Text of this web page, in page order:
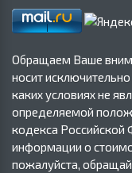
Обращаем Ваше
носит
каких условиях не
определяемой
кодекса Российской
информации о
пожалуйста,